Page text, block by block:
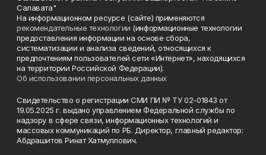
Салавата"
На информационном ресурсе (сайте) применяются
рекомендательные технологии (информационные технологии
предоставления информации на основе сбора,
систематизации и анализа сведений, относящихся к
предпочтениям пользователей сети «Интернет», находящихся
на территории Российской Федерации).
Об использовании персональных данных
Свидетельство о регистрации СМИ ПИ № ТУ 02-01843 от
19.05.2025 г. выдано управлением Федеральной службы по
надзору в сфере связи, информационных технологий и
массовых коммуникаций по РБ. Директор, главный редактор:
Абдрашитов Ринат Хатмуллович.